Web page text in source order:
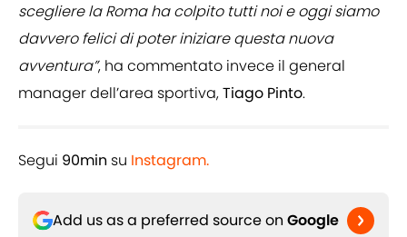
scegliere la Roma ha colpito tutti noi e oggi siamo
davvero felici di poter iniziare questa nuova
avventura”, ha commentato invece il general
manager dell’area sportiva,Tiago Pinto.
Segui 90min su Instagram.
Add us as a preferred source on Google